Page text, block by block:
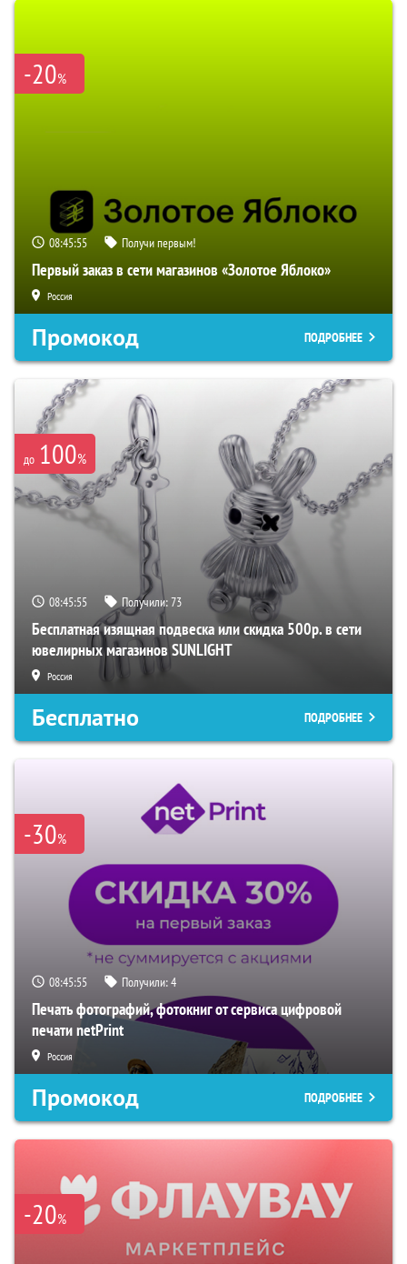
-20%
08:45:54 Получи первым!
Первый заказ в сети магазинов «Золотое Яблоко»
Россия
Промокод ПОДРОБНЕЕ
до 100%
08:45:54 Получили:73
Бесплатная изящная подвеска или скидка 500р. в сети
ювелирных магазинов SUNLIGHT
Россия
Бесплатно ПОДРОБНЕЕ
-30%
08:45:54 Получили:4
Печать фотографий, фотокниг от сервиса цифровой
печати netPrint
Россия
Промокод ПОДРОБНЕЕ
-20%